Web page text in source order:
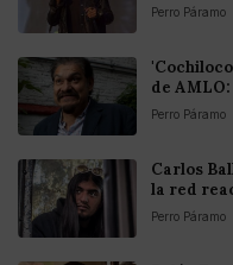
Perro Páramo
de
Perro Páramo
Carlos
la red
Perro Páramo